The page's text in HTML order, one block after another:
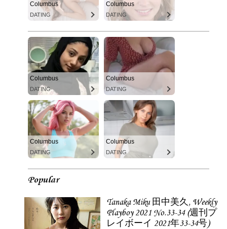
Columbus
DATING
Columbus
DATING
Columbus
DATING
Columbus
DATING
Columbus
DATING
Columbus
DATING
Popular
Tanaka Miku 田中美久, Weekly
Playboy 2021 No.33-34 (週刊プ
レイボーイ 2021年33-34号)